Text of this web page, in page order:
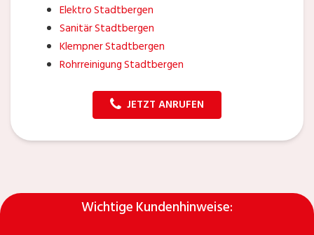
Elektro Stadtbergen
Sanitär Stadtbergen
Klempner Stadtbergen
Rohrreinigung Stadtbergen
JETZT ANRUFEN
Wichtige Kundenhinweise: